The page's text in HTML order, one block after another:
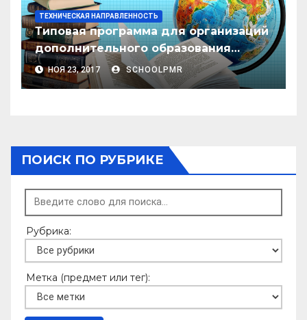
ТЕХНИЧЕСКАЯ НАПРАВЛЕННОСТЬ
Типовая программа для организаций
дополнительного образования
кружковой направленности
«РАКЕТНОЕ МОДЕЛИРОВАНИЕ»
НОЯ 23, 2017 SCHOOLPMR
ПОИСК ПО РУБРИКЕ
Рубрика:
Метка (предмет или тег):